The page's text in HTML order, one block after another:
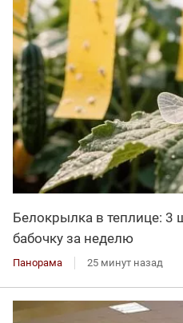
Белокрылка в теплице: 3
бабочку за неделю
Панорама 25 минут назад